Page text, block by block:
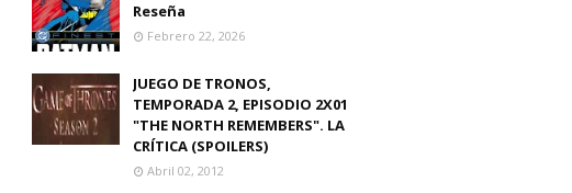
Reseña
Febrero 22, 2026
JUEGO DE TRONOS,
TEMPORADA 2, EPISODIO 2X01
"THE NORTH REMEMBERS". LA
CRÍTICA (SPOILERS)
Abril 02, 2012